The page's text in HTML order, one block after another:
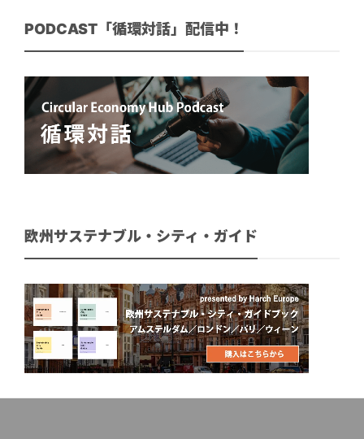
PODCAST「循環対話」配信中！
欧州サステナブル・シティ・ガイド